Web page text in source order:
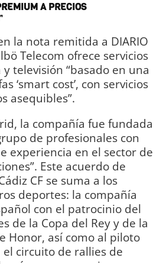
A PRECIOS
la nota remitida a DIARIO
Telecom ofrece servicios
televisión “basado en una
‘smart cost’, con servicios
asequibles”.
la compañía fue fundada
de profesionales con
experiencia en el sector de
Este acuerdo de
CF se suma a los
deportes: la compañía
con el patrocinio del
de la Copa del Rey y de la
Honor, así como al piloto
el circuito de rallies de